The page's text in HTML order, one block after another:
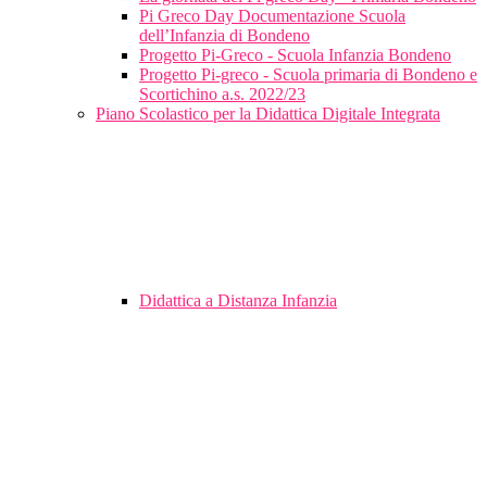
Pi Greco Day Documentazione Scuola
dell’Infanzia di Bondeno
Progetto Pi-Greco - Scuola Infanzia Bondeno
Progetto Pi-greco - Scuola primaria di Bondeno e
Scortichino a.s. 2022/23
Piano Scolastico per la Didattica Digitale Integrata
Didattica a Distanza Infanzia